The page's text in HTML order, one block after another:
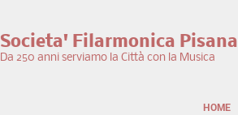
Societa' Filarmonica Pisana
Da 250 anni serviamo la Città con la Musica
HOME